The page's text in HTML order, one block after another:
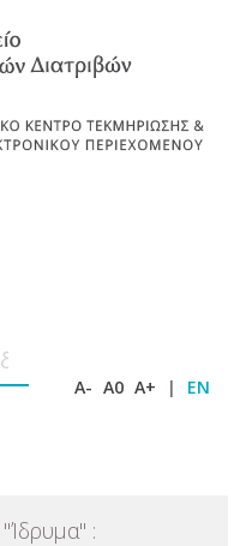
A- A0 A+ | EN
"Ίδρυμα" :